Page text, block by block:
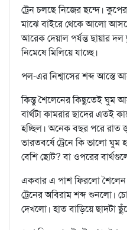
ট্রেন চলছে নিজের ছন্দে।
মাঝে বাইরে থেকে আলো
আরেক দেয়াল পর্যন্ত ছায়ার
নিমেষে মিলিয়ে যাচ্ছে।
পল-এর নিশ্বাসের শব্দ আস্তে
কিন্তু শৈলেনের কিছুতেই ঘুম
বার্থটা কামরার ছাদের এতই
হচ্ছিল। অনেক বছর পরে রাত
ভারতবর্ষে ট্রেনে কি ভালো
বেশি ছোট? বা ওপরের
একবার এ পাশ ফিরলো
ট্রেনের অবিরাম শব্দ শুনলো।
দেখলো। হাত বাড়িয়ে ছাদটা